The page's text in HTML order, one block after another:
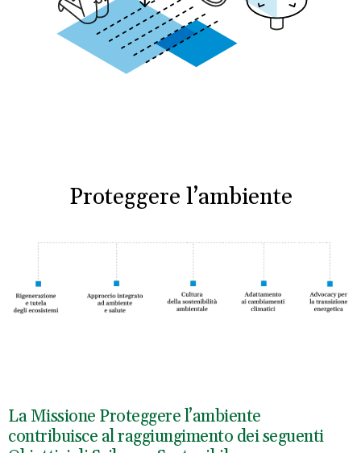
Proteggere l’ambiente
La Missione Proteggere l’ambiente
contribuisce al raggiungimento dei seguenti